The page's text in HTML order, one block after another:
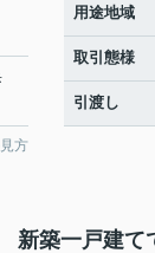
方
用途地域
取引態様
引渡し
新築一戸建て